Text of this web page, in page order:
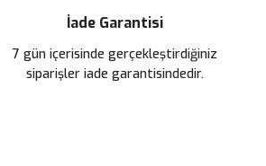
İade Garantisi
7 gün içerisinde gerçekleştirdiğiniz
siparişler iade garantisindedir.